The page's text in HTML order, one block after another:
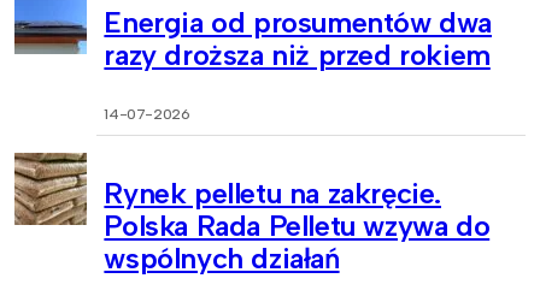
Energia od prosumentów dwa
razy droższa niż przed rokiem
14-07-2026
Rynek pelletu na zakręcie.
Polska Rada Pelletu wzywa do
wspólnych działań